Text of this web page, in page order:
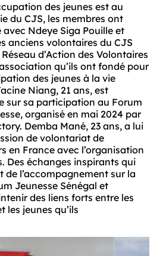
des jeunes est au
du CJS, les membres ont
Ndeye Siga Pouille et
anciens volontaires du CJS
d’Action des Volontaires
qu’ils ont fondé pour
des jeunes à la vie
Niang, 21 ans, est
sur sa participation au Forum
organisé en mai 2024 par
Demba Mané, 23 ans, a lui
de volontariat de
en France avec l’organisation
Des échanges inspirants qui
de l’accompagnement sur la
Jeunesse Sénégal et
des liens forts entre les
les jeunes qu’ils